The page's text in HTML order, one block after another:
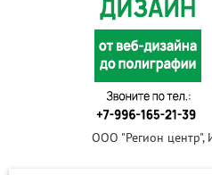
ООО "Регион